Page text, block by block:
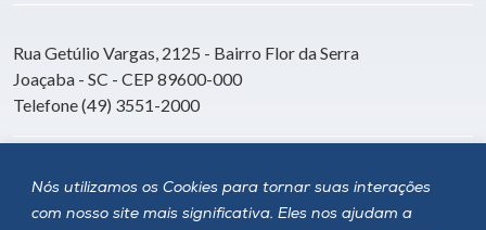
Nós utilizamos os Cookies para tornar suas interações
com nosso site mais significativa. Eles nos ajudam a
Rua Getúlio Vargas, 2125 - Bairro Flor da Serra
Joaçaba - SC - CEP 89600-000
Telefone (49) 3551-2000
Siga a Unoesc